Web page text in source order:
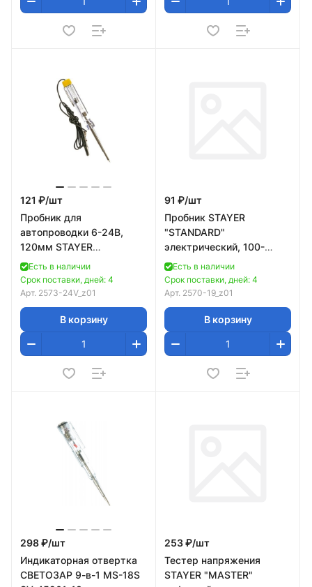
121 ₽/шт
Пробник для
автопроводки 6-24В,
120мм STAYER
STANDARD 2573-24V_z01
Есть в наличии
Срок поставки, дней: 4
Арт. 2573-24V_z01
В корзину
91 ₽/шт
Пробник STAYER
"STANDARD"
электрический, 100-
500В, 190мм, этикетка-
флажок
Есть в наличии
Срок поставки, дней: 4
Арт. 2570-19_z01
В корзину
298 ₽/шт
Индикаторная отвертка
СВЕТОЗАР 9-в-1 MS-18S
253 ₽/шт
Тестер напряжения
STAYER "MASTER"